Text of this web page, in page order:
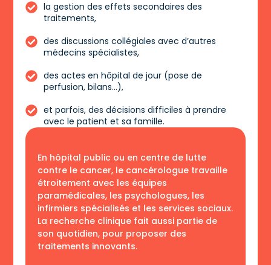
la gestion des effets secondaires des
traitements,
des discussions collégiales avec d’autres
médecins spécialistes,
des actes en hôpital de jour (pose de
perfusion, bilans…),
et parfois, des décisions difficiles à prendre
avec le patient et sa famille.
En hôpital public ou en centre de lutte
contre le cancer, le cancérologue travaille
étroitement avec les équipes
paramédicales, les psychologues, les
infirmiers spécialisés et les services sociaux.
La recherche clinique fait aussi partie de
son quotidien, pour proposer des
traitements innovants.